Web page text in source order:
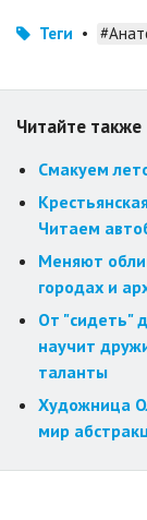
Теги •
Читайте также
Смакуем
Читаем
Меняют
городах и
От "сидеть"
научит
таланты
Художница
мир